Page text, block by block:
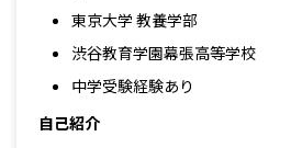
東京大学 教養学部
渋谷教育学園幕張高等学校
中学受験経験あり
自己紹介